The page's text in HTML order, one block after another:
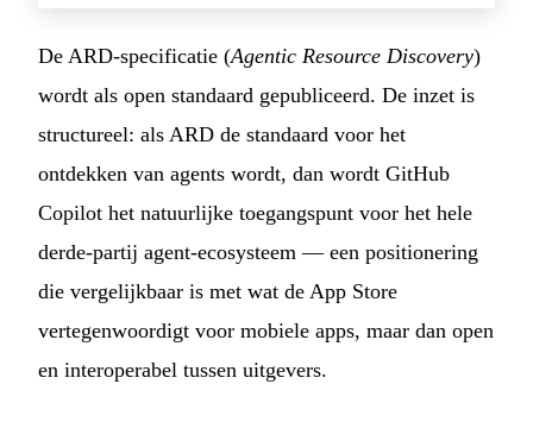
De ARD-specificatie (Agentic Resource Discovery)
wordt als open standaard gepubliceerd. De inzet is
structureel: als ARD de standaard voor het
ontdekken van agents wordt, dan wordt GitHub
Copilot het natuurlijke toegangspunt voor het hele
derde-partij agent-ecosysteem — een positionering
die vergelijkbaar is met wat de App Store
vertegenwoordigt voor mobiele apps, maar dan open
en interoperabel tussen uitgevers.